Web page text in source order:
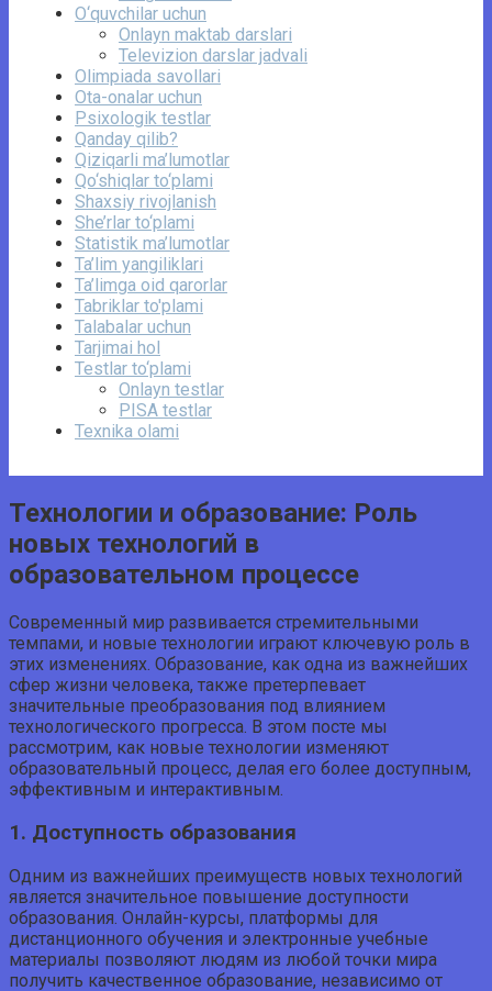
O‘quvchilar uchun
Onlayn maktab darslari
Televizion darslar jadvali
Olimpiada savollari
Ota-onalar uchun
Psixologik testlar
Qanday qilib?
Qiziqarli ma’lumotlar
Qo‘shiqlar to‘plami
Shaxsiy rivojlanish
She’rlar to‘plami
Statistik ma’lumotlar
Ta’lim yangiliklari
Ta’limga oid qarorlar
Tabriklar to'plami
Talabalar uchun
Tarjimai hol
Testlar to‘plami
Onlayn testlar
PISA testlar
Texnika olami
Технологии и образование: Роль
новых технологий в
образовательном процессе
Современный мир развивается стремительными
темпами, и новые технологии играют ключевую роль в
этих изменениях. Образование, как одна из важнейших
сфер жизни человека, также претерпевает
значительные преобразования под влиянием
технологического прогресса. В этом посте мы
рассмотрим, как новые технологии изменяют
образовательный процесс, делая его более доступным,
эффективным и интерактивным.
1. Доступность образования
Одним из важнейших преимуществ новых технологий
является значительное повышение доступности
образования. Онлайн-курсы, платформы для
дистанционного обучения и электронные учебные
материалы позволяют людям из любой точки мира
получить качественное образование, независимо от